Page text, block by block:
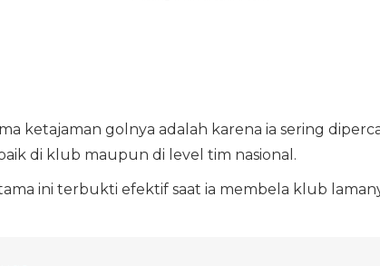
ketajaman golnya adalah karena ia sering
di klub maupun di level tim nasional.
ini terbukti efektif saat ia membela klub